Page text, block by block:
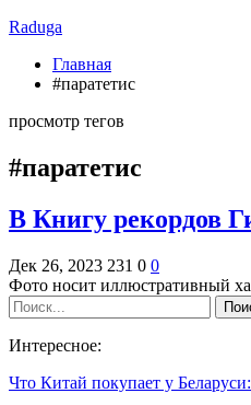
Raduga
Главная
#паратетис
просмотр тегов
#паратетис
В Книгу рекордов
Дек 26, 2023 231 0 0
Фото носит иллюстративный
Интересное:
Что Китай покупает у